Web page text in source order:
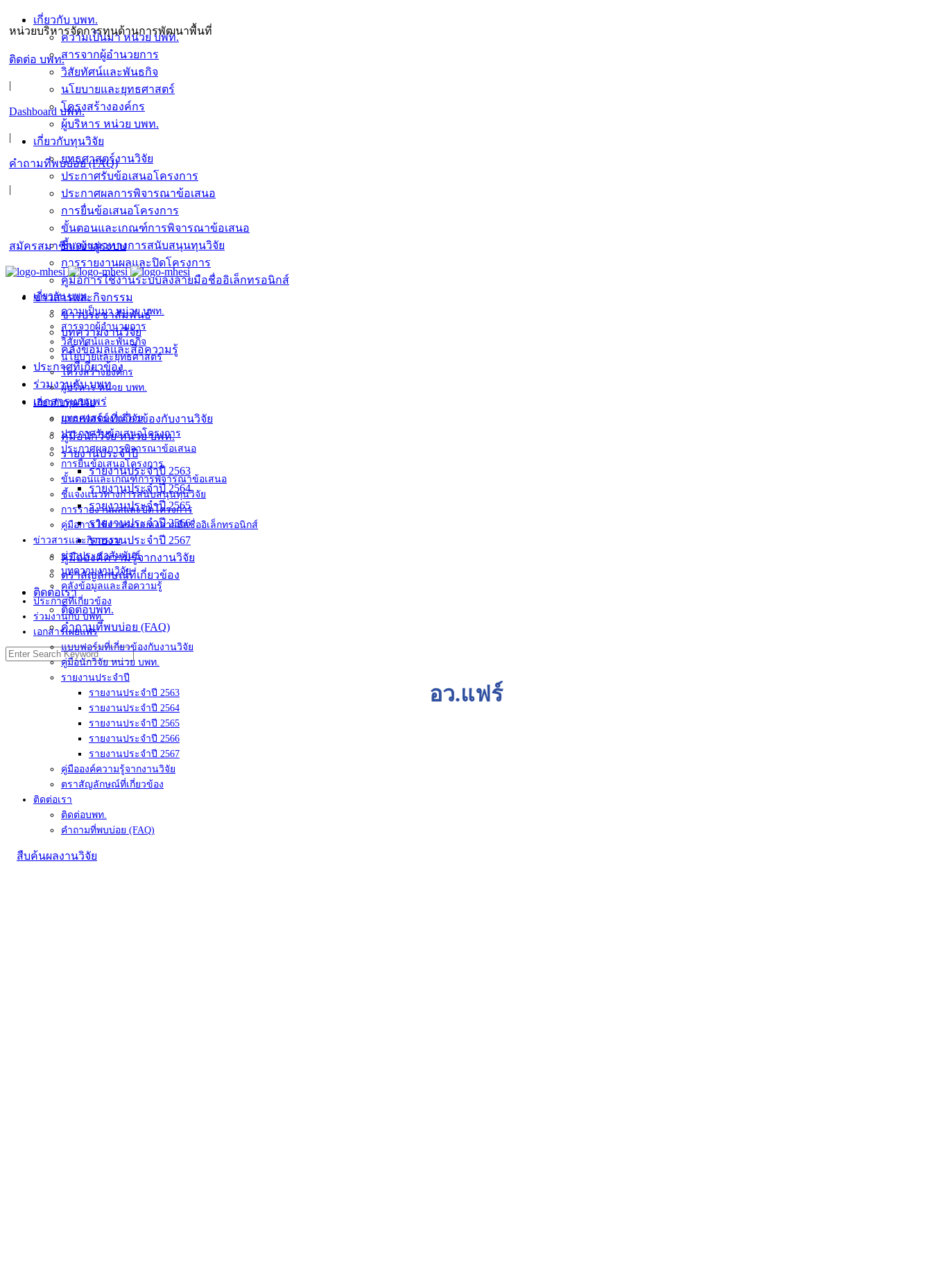
หน่วยบริหารจัดการทุนด้านการพัฒนาพื้นที่
ติดต่อ บพท.
|
Dashboard บพท.
|
คำถามที่พบบ่อย (FAQ)
|
สมัครสมาชิก/เข้าสู่ระบบ
เกี่ยวกับ บพท.
ความเป็นมา หน่วย บพท.
สารจากผู้อำนวยการ
วิสัยทัศน์และพันธกิจ
นโยบายและยุทธศาสตร์
โครงสร้างองค์กร
ผู้บริหาร หน่วย บพท.
เกี่ยวกับทุนวิจัย
ยุทธศาสตร์งานวิจัย
ประกาศรับข้อเสนอโครงการ
ประกาศผลการพิจารณาข้อเสนอ
การยื่นข้อเสนอโครงการ
ขั้นตอนและเกณฑ์การพิจารณาข้อเสนอ
ชี้แจงแนวทางการสนับสนุนทุนวิจัย
การรายงานผลและปิดโครงการ
คู่มือการใช้งานระบบลงลายมือชื่ออิเล็กทรอนิกส์
ข่าวสารและกิจกรรม
ข่าวประชาสัมพันธ์
บทความงานวิจัย
คลังข้อมูลและสื่อความรู้
ประกาศที่เกี่ยวข้อง
ร่วมงานกับ บพท.
เอกสารเผยแพร่
แบบฟอร์มที่เกี่ยวข้องกับงานวิจัย
คู่มือนักวิจัย หน่วย บพท.
รายงานประจำปี
รายงานประจำปี 2563
รายงานประจำปี 2564
รายงานประจำปี 2565
รายงานประจำปี 2566
รายงานประจำปี 2567
คู่มือองค์ความรู้จากงานวิจัย
ตราสัญลักษณ์ที่เกี่ยวข้อง
ติดต่อเรา
ติดต่อบพท.
คำถามที่พบบ่อย (FAQ)
สืบค้นผลงานวิจัย
เกี่ยวกับ บพท.
ความเป็นมา หน่วย บพท.
สารจากผู้อำนวยการ
วิสัยทัศน์และพันธกิจ
นโยบายและยุทธศาสตร์
โครงสร้างองค์กร
ผู้บริหาร หน่วย บพท.
เกี่ยวกับทุนวิจัย
ยุทธศาสตร์งานวิจัย
ประกาศรับข้อเสนอโครงการ
ประกาศผลการพิจารณาข้อเสนอ
การยื่นข้อเสนอโครงการ
ขั้นตอนและเกณฑ์การพิจารณาข้อเสนอ
ชี้แจงแนวทางการสนับสนุนทุนวิจัย
การรายงานผลและปิดโครงการ
คู่มือการใช้งานระบบลงลายมือชื่ออิเล็กทรอนิกส์
ข่าวสารและกิจกรรม
ข่าวประชาสัมพันธ์
บทความงานวิจัย
คลังข้อมูลและสื่อความรู้
ประกาศที่เกี่ยวข้อง
ร่วมงานกับ บพท.
เอกสารเผยแพร่
แบบฟอร์มที่เกี่ยวข้องกับงานวิจัย
คู่มือนักวิจัย หน่วย บพท.
รายงานประจำปี
รายงานประจำปี 2563
รายงานประจำปี 2564
รายงานประจำปี 2565
รายงานประจำปี 2566
รายงานประจำปี 2567
คู่มือองค์ความรู้จากงานวิจัย
ตราสัญลักษณ์ที่เกี่ยวข้อง
ติดต่อเรา
ติดต่อบพท.
คำถามที่พบบ่อย (FAQ)
อว.แฟร์